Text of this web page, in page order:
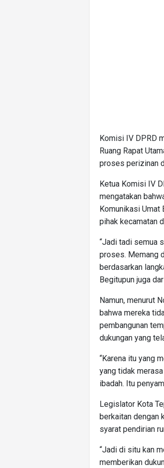
Komisi IV DPRD
Ruang Rapat
proses perizinan
Ketua Komisi IV
mengatakan
Komunikasi Umat
pihak kecamatan
“Jadi tadi semua
proses. Memang
berdasarkan
Begitupun juga
Namun, menurut
bahwa mereka
pembangunan
dukungan yang
“Karena itu yang
yang tidak
ibadah. Itu
Legislator Kota
berkaitan dengan
syarat pendirian
“Jadi di situ kan
memberikan